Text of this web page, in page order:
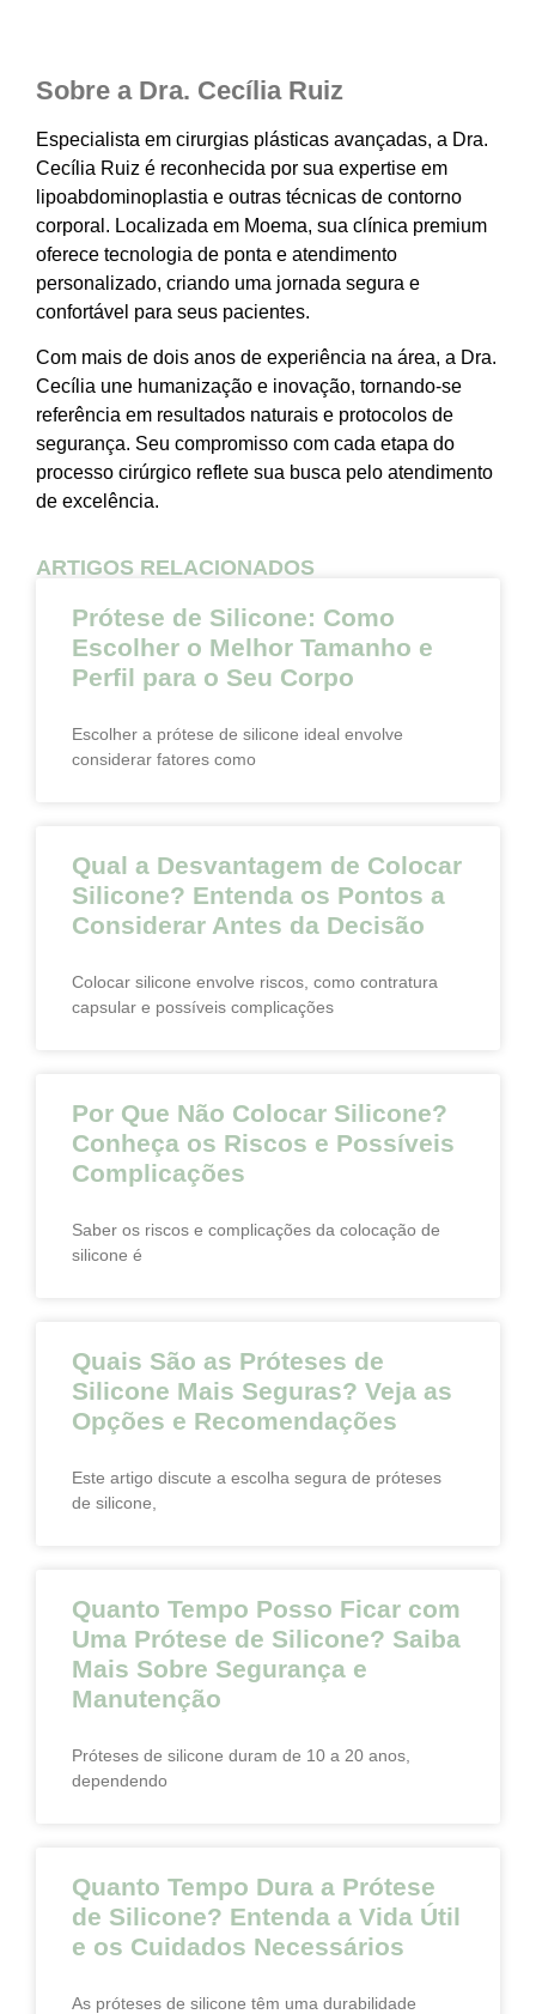
Sobre a Dra. Cecília Ruiz
Especialista em cirurgias plásticas avançadas, a Dra.
Cecília Ruiz é reconhecida por sua expertise em
lipoabdominoplastia e outras técnicas de contorno
corporal. Localizada em Moema, sua clínica premium
oferece tecnologia de ponta e atendimento
personalizado, criando uma jornada segura e
confortável para seus pacientes.
Com mais de dois anos de experiência na área, a Dra.
Cecília une humanização e inovação, tornando-se
referência em resultados naturais e protocolos de
segurança. Seu compromisso com cada etapa do
processo cirúrgico reflete sua busca pelo atendimento
de excelência.
ARTIGOS RELACIONADOS
Prótese de Silicone: Como
Escolher o Melhor Tamanho e
Perfil para o Seu Corpo
Escolher a prótese de silicone ideal envolve
considerar fatores como
Qual a Desvantagem de Colocar
Silicone? Entenda os Pontos a
Considerar Antes da Decisão
Colocar silicone envolve riscos, como contratura
capsular e possíveis complicações
Por Que Não Colocar Silicone?
Conheça os Riscos e Possíveis
Complicações
Saber os riscos e complicações da colocação de
silicone é
Quais São as Próteses de
Silicone Mais Seguras? Veja as
Opções e Recomendações
Este artigo discute a escolha segura de próteses
de silicone,
Quanto Tempo Posso Ficar com
Uma Prótese de Silicone? Saiba
Mais Sobre Segurança e
Manutenção
Próteses de silicone duram de 10 a 20 anos,
dependendo
Quanto Tempo Dura a Prótese
de Silicone? Entenda a Vida Útil
e os Cuidados Necessários
As próteses de silicone têm uma durabilidade